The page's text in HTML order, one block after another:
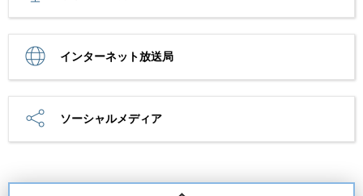
インターネット放送局
ソーシャルメディア